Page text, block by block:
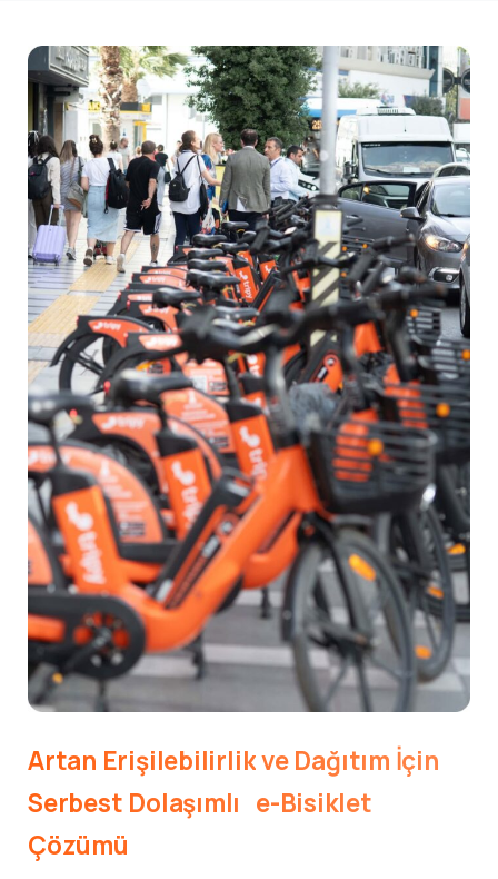
Artan Erişilebilirlikve Dağıtım İçin
Serbest Dolaşımlı e-Bisiklet
Çözümü